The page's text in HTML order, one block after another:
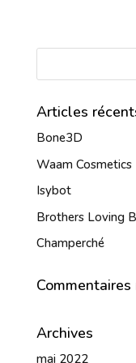
Articles
Bone3D
Waam Cosmetics
Isybot
Brothers Loving
Champerché
Archives
mai 2022